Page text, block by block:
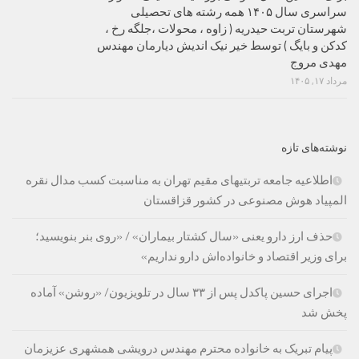
سراسری سال ۱۴۰۵ همه رشته های تحصیلی
شهرستان تربت حیدریه ( زاوه ، محولات ،جلگه رخ ،
کدکن و بایگ ) توسط خیر نیک اندیش دیارمان مهندس
مهدی مروج
مرداد ۱۷, ۱۴۰۵
نوشته‌های تازه
اطلاعیه جامعه تربتیهای مقیم تهران به مناسبت کسب مدال نقره
المپیاد هوش مصنوعی در کشور قزاقستان
حذف ارز دارو یعنی «سال کشتار بیماران» / «روی بنر بنویسید؛
برای وزیر اقتصاد و خانواده‌اش دارو نداریم»
اجرای حسین پاکدل پس از ۳۳ سال در تلویزیون/ «روشن» آماده
پخش شد
پیام تبریک به خانواده محترم مهندس درویشی همشهری عزیزمان